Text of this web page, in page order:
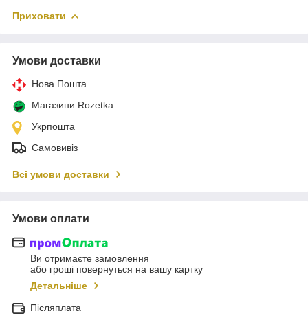
Приховати
Умови доставки
Нова Пошта
Магазини Rozetka
Укрпошта
Самовивіз
Всі умови доставки
Умови оплати
Ви отримаєте замовлення
або гроші повернуться на вашу картку
Детальніше
Післяплата